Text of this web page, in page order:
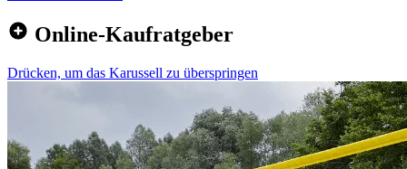
Online-Kaufratgeber
Drücken, um das Karussell zu überspringen